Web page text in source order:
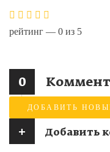
рейтинг — 0 из 5
0
ДОБАВИТЬ
+ Добавить